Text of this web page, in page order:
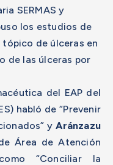
SERMAS y
los estudios de
de úlceras en
de las úlceras por
del EAP del
habló de “Prevenir
yAránzazu
Área de Atención
“Conciliar la